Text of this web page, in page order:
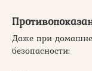
Даже при
безопасности: